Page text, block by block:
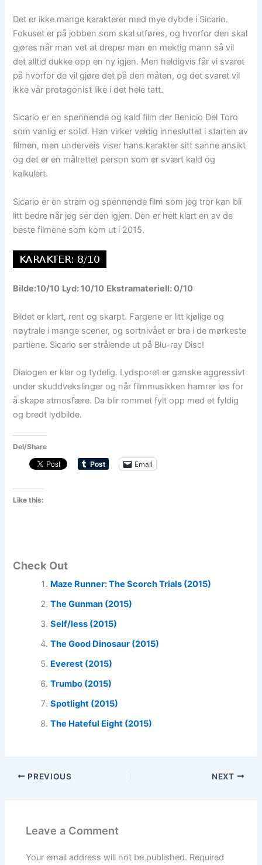
Det er ikke mange karakterer med mye dybde i Sicario.
Fokuset er på jobben som skal utføres, og hvorfor den skal
gjøres når man vet at dreper man en mektig mann så vil
det alltid dukke opp en ny igjen. Men heldigvis får vi svaret
på hvorfor de vil gjøre det på den måten, og det svaret vil
ikke vår protagonist like i det hele tatt.
Sicario er en spennende og kald film der Benicio Del Toro
som vanlig er solid. Han virker veldig innesluttet i starten av
filmen, men underveis viser hans karakter sitt sanne ansikt
og det er en målrettet person som er svært kald og
kalkulert.
Sicario er en stram og spennende film som jeg tror kan bli
litt bedre når jeg ser den igjen. Den er helt klart en av de
beste filmene som kom ut i 2015.
Bilde:10/10 Lyd: 10/10 Ekstramateriell: 0/10
Bildet er klart, rent og skarpt. Fargene er litt kjølige og
nøytrale i mange scener, og sortnivået er bra i de mørkeste
partiene. Sicario ser strålende ut på Blu-ray Disc!
Dialogen er klar og tydelig. Lydsporet er ganske aggressivt
under skuddvekslinger og når filmmusikken hamrer løs for
å skape atmosfære. Da blir rommet fylt opp med et fyldig
og bredt lydbilde.
Del/Share
Email
Like this:
Check Out
Maze Runner: The Scorch Trials (2015)
The Gunman (2015)
Self/less (2015)
The Good Dinosaur (2015)
Everest (2015)
Trumbo (2015)
Spotlight (2015)
The Hateful Eight (2015)
PREVIOUS NEXT
Leave a Comment
Your email address will not be published. Required